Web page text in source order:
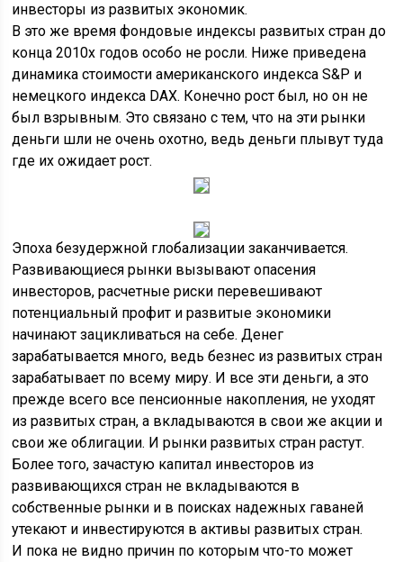
инвесторы из развитых экономик.
В это же время фондовые индексы развитых стран до
конца 2010х годов особо не росли. Ниже приведена
динамика стоимости американского индекса S&P и
немецкого индекса DAX. Конечно рост был, но он не
был взрывным. Это связано с тем, что на эти рынки
деньги шли не очень охотно, ведь деньги плывут туда
где их ожидает рост.
Эпоха безудержной глобализации заканчивается.
Развивающиеся рынки вызывают опасения
инвесторов, расчетные риски перевешивают
потенциальный профит и развитые экономики
начинают зацикливаться на себе. Денег
зарабатывается много, ведь безнес из развитых стран
зарабатывает по всему миру. И все эти деньги, а это
прежде всего все пенсионные накопления, не уходят
из развитых стран, а вкладываются в свои же акции и
свои же облигации. И рынки развитых стран растут.
Более того, зачастую капитал инвесторов из
развивающихся стран не вкладываются в
собственные рынки и в поисках надежных гаваней
утекают и инвестируются в активы развитых стран.
И пока не видно причин по которым что-то может